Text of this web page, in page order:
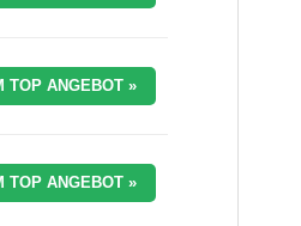
TOP ANGEBOT »
TOP ANGEBOT »